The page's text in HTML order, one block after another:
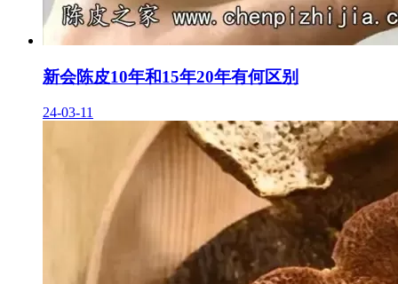
新会陈皮10年和15年20年有何区别
24-03-11